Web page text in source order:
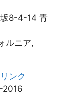
坂8-4-14 青
ルニア,
リンク
2016